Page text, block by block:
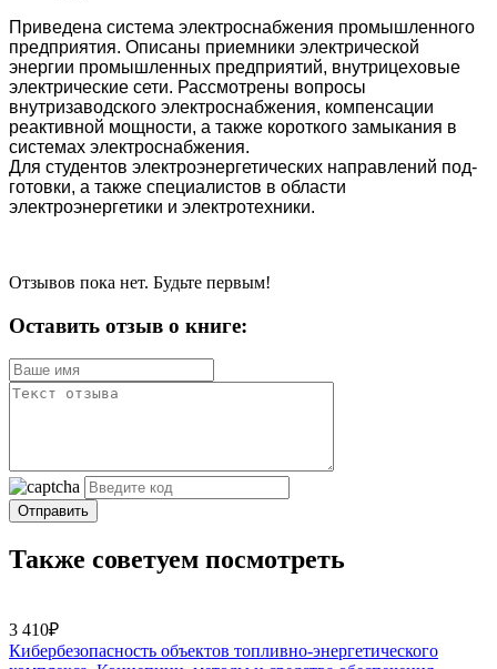
Приведена система электроснабжения промышленного
предприятия. Описаны приемники электрической
энергии про­мышленных предприятий, внутрицеховые
электрические сети. Рассмотрены вопросы
внутризаводского электроснабжения, компенсации
реактивной мощности, а также короткого замыка­ния в
системах электроснабжения.
Для студентов электроэнергетических направлений под­
готовки, а также специалистов в области
электроэнергетики и электротехники.
Отзывов пока нет. Будьте первым!
Оставить отзыв о книге:
Отправить
Также советуем посмотреть
3 410₽
Кибербезопасность объектов топливно-энергетического